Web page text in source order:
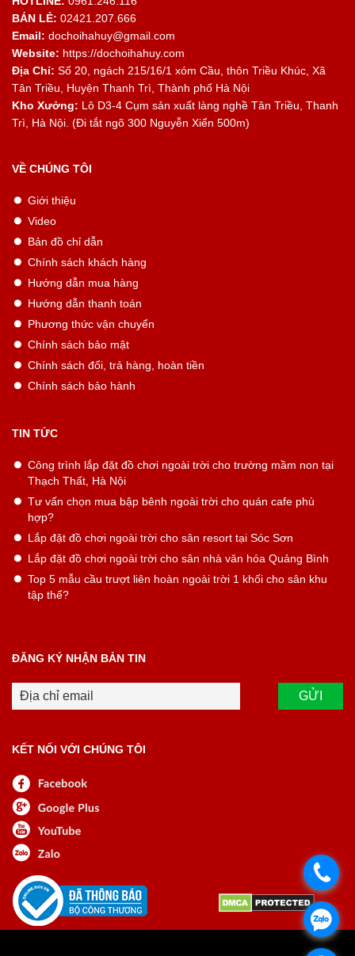
BÁN LẺ: 02421.207.666
Email: dochoihahuy@gmail.com
Website: https://dochoihahuy.com
Địa Chỉ: Số 20, ngách 215/16/1 xóm Cầu, thôn Triều Khúc, Xã
Tân Triều, Huyện Thanh Trì, Thành phố Hà Nội
Kho Xưởng: Lô D3-4 Cụm sản xuất làng nghề Tân Triều, Thanh
Trì, Hà Nội. (Đi tắt ngõ 300 Nguyễn Xiển 500m)
VỀ CHÚNG TÔI
Giới thiệu
Video
Bản đồ chỉ dẫn
Chính sách khách hàng
Hướng dẫn mua hàng
Hướng dẫn thanh toán
Phương thức vận chuyển
Chính sách bảo mật
Chính sách đổi, trả hàng, hoàn tiền
Chính sách bảo hành
TIN TỨC
Công trình lắp đặt đồ chơi ngoài trời cho trường mầm non tại
Thạch Thất, Hà Nội
Tư vấn chọn mua bập bênh ngoài trời cho quán cafe phù
hợp?
Lắp đặt đồ chơi ngoài trời cho sân resort tại Sóc Sơn
Lắp đặt đồ chơi ngoài trời cho sân nhà văn hóa Quảng Bình
Top 5 mẫu cầu trượt liên hoàn ngoài trời 1 khối cho sân khu
tập thể?
ĐĂNG KÝ NHẬN BẢN TIN
KẾT NỐI VỚI CHÚNG TÔI
.
.